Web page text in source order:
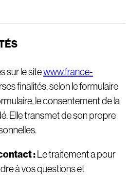
ÉS
sur le sitewww.france-
finalités, selon le formulaire
le consentement de la
Elle transmet de son propre
:Le traitement a pour
à vos questions et